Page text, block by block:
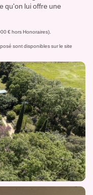
qu'on lui offre une
€ hors Honoraires).
sont disponibles sur le site